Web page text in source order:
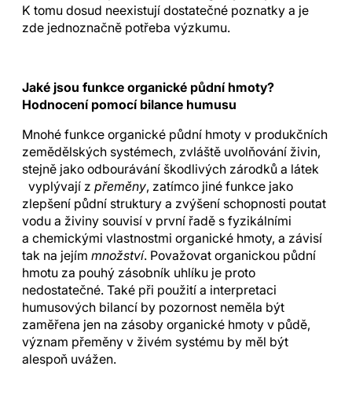
K tomu dosud neexistují dostatečné poznatky a je
zde jednoznačně potřeba výzkumu.
Jaké jsou funkce organické půdní hmoty?
Hodnocení pomocí bilance humusu
Mnohé funkce organické půdní hmoty v produkčních
zemědělských systémech, zvláště uvolňování živin,
stejně jako odbourávání škodlivých zárodků a látek
vyplývají z přeměny, zatímco jiné funkce jako
zlepšení půdní struktury a zvýšení schopnosti poutat
vodu a živiny souvisí v první řadě s fyzikálními
a chemickými vlastnostmi organické hmoty, a závisí
tak na jejím množství. Považovat organickou půdní
hmotu za pouhý zásobník uhlíku je proto
nedostatečné. Také při použití a interpretaci
humusových bilancí by pozornost neměla být
zaměřena jen na zásoby organické hmoty v půdě,
význam přeměny v živém systému by měl být
alespoň uvážen.